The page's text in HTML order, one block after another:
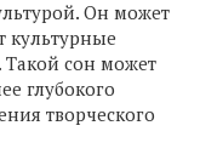
Он может
культурные
сон может
глубокого
творческого